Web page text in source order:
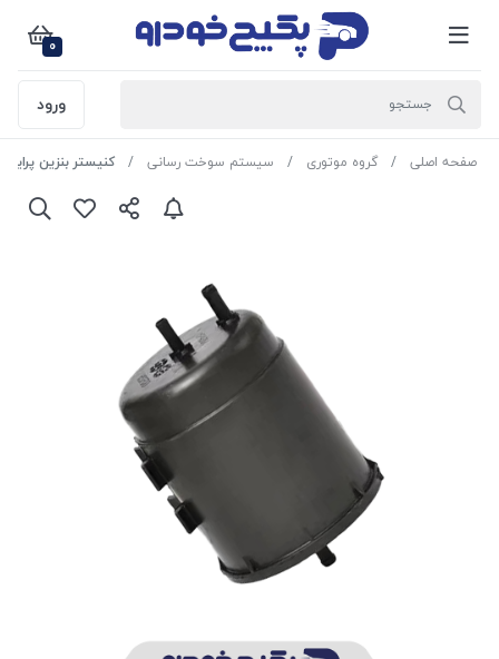
0
ورود
صفحه اصلی گروه موتوری سیستم سوخت رسانی کنیستر بنزین پراید جدید